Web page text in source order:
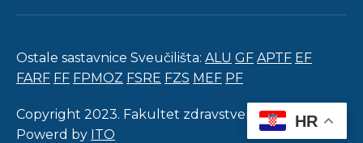
Ostale sastavnice Sveučilišta: ALU GF APTF EF
FARF FF FPMOZ FSRE FZS MEF PF
Copyright 2023. Fakultet zdravstvenih studija.
Powerd by ITO
HR